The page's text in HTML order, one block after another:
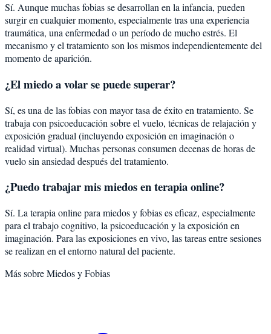
Sí. Aunque muchas fobias se desarrollan en la infancia, pueden
surgir en cualquier momento, especialmente tras una experiencia
traumática, una enfermedad o un período de mucho estrés. El
mecanismo y el tratamiento son los mismos independientemente del
momento de aparición.
¿El miedo a volar se puede superar?
Sí, es una de las fobias con mayor tasa de éxito en tratamiento. Se
trabaja con psicoeducación sobre el vuelo, técnicas de relajación y
exposición gradual (incluyendo exposición en imaginación o
realidad virtual). Muchas personas consumen decenas de horas de
vuelo sin ansiedad después del tratamiento.
¿Puedo trabajar mis miedos en terapia online?
Sí. La terapia online para miedos y fobias es eficaz, especialmente
para el trabajo cognitivo, la psicoeducación y la exposición en
imaginación. Para las exposiciones en vivo, las tareas entre sesiones
se realizan en el entorno natural del paciente.
Más sobreMiedos y Fobias